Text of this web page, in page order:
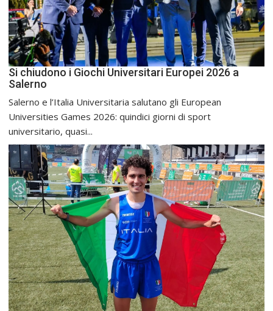
Si chiudono i Giochi Universitari Europei 2026 a
Salerno
Salerno e l’Italia Universitaria salutano gli European
Universities Games 2026: quindici giorni di sport
universitario, quasi...